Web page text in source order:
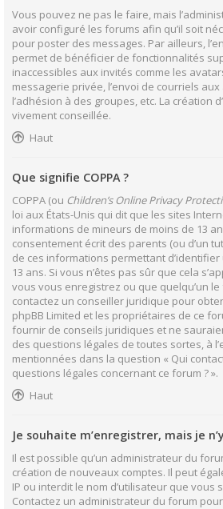
Vous pouvez ne pas le faire, mais
avoir configuré les forums afin qu’il soit
pour poster des messages. Par ailleurs,
permet de bénéficier de fonctionnalités
inaccessibles aux invités comme les
messagerie privée, l’envoi de courriels
l’adhésion à des groupes, etc. La création
vivement conseillée.
Haut
Que signifie COPPA ?
COPPA (ou Children’s Online Privacy
loi aux États-Unis qui dit que les sites
informations de mineurs de moins de 13
consentement écrit des parents (ou d’un
de ces informations permettant
13 ans. Si vous n’êtes pas sûr que cela
vous vous enregistrez ou que quelqu’un
contactez un conseiller juridique pour
phpBB Limited et les propriétaires de ce
fournir de conseils juridiques et ne
des questions légales de toutes sortes, à
mentionnées dans la question « Qui
questions légales concernant ce forum ? ».
Haut
Je souhaite m’enregistrer, mais je
Il est possible qu’un administrateur du
création de nouveaux comptes. Il peut
IP ou interdit le nom d’utilisateur que vous
Contactez un administrateur du forum